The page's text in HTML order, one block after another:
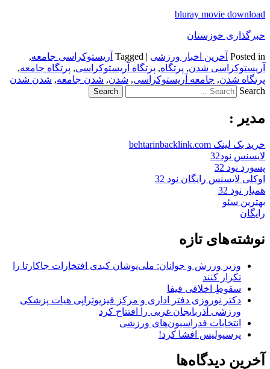
bluray movie download
خبرگذاری خوزستان
Posted in آخرین اخبار ورزشی |
Tagged آریستوکراسی جامعه,
آریستوکراسی شدن, پرتگاه, پرتگاه آریستوکراسی, پرتگاه جامعه,
پرتگاه شدن, جامعه آریستوکراسی, شدن, شدن جامعه, شدن شدن
Search
مدیر :
خرید بک لینک behtarinbacklink.com
لایسنس نود32
پسورد نود 32
اوکلی لایسنس رایگان نود 32
همیار نود 32
بهترین سئو
رایگان
نوشته‌های تازه
وزیر ورزش و جوانان: ملی‌پوشان کبدی افتخارات جاکارتا را
تکرار کنند
سقوطِ اخلاقی فیفا
دکتر نوروزی دفتر اداری و مرکز فیزیوتراپی هیات پزشکی
ورزشی آذربایجان غربی را افتتاح کرد
انتخابات فدراسیون‌های ورزشی
پرسپولیس افشا کرد!
آخرین دیدگاه‌ها